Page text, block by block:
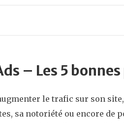
– Les 5
le trafic sur son
sa notoriété ou encore de